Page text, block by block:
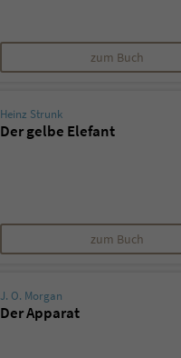
zum Buch
Heinz Strunk
Der gelbe Elefant
zum Buch
J. O. Morgan
Der Apparat